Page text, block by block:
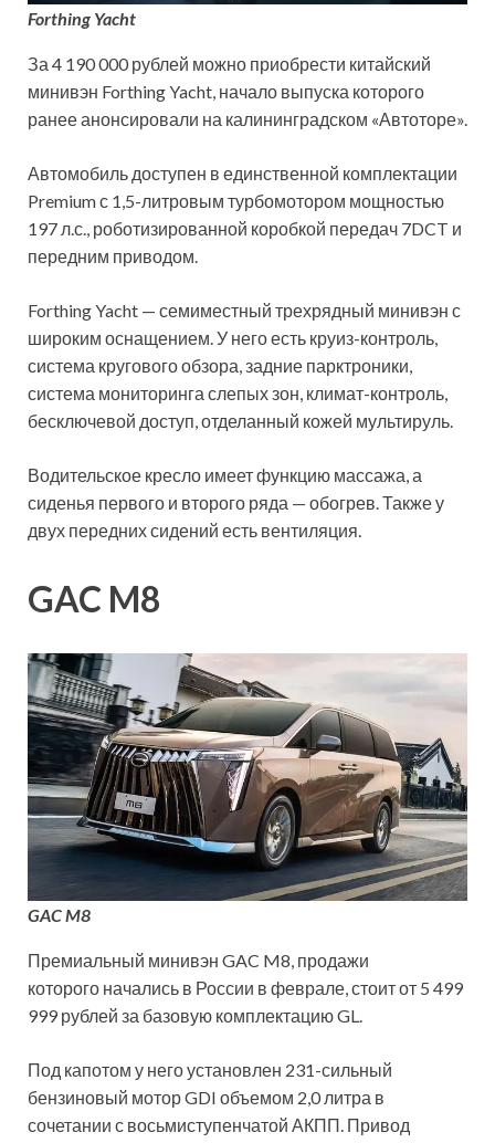
Forthing Yacht
За 4 190 000 рублей можно приобрести китайский
минивэн Forthing Yacht, начало выпуска которого
ранее анонсировали на калининградском «Автоторе».
Автомобиль доступен в единственной комплектации
Premium с 1,5-литровым турбомотором мощностью
197 л.с., роботизированной коробкой передач 7DCT и
передним приводом.
Forthing Yacht — семиместный трехрядный минивэн с
широким оснащением. У него есть круиз-контроль,
система кругового обзора, задние парктроники,
система мониторинга слепых зон, климат-контроль,
бесключевой доступ, отделанный кожей мультируль.
Водительское кресло имеет функцию массажа, а
сиденья первого и второго ряда — обогрев. Также у
двух передних сидений есть вентиляция.
GAC M8
GAC M8
Премиальный минивэн GAC M8, продажи
которого начались в России в феврале, стоит от 5 499
999 рублей за базовую комплектацию GL.
Под капотом у него установлен 231-сильный
бензиновый мотор GDI объемом 2,0 литра в
сочетании с восьмиступенчатой АКПП. Привод